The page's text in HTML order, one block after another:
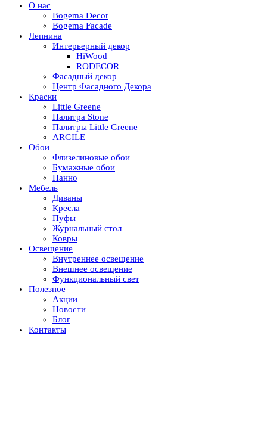
О нас
Bogema Decor
Bogema Facade
Лепнина
Интерьерный декор
HiWood
RODECOR
Фасадный декор
Центр Фасадного Декора
Краски
Little Greene
Палитра Stone
Палитры Little Greene
ARGILE
Обои
Флизелиновые обои
Бумажные обои
Панно
Мебель
Диваны
Кресла
Пуфы
Журнальный стол
Ковры
Освещение
Внутреннее освещение
Внешнее освещение
Функциональный свет
Полезное
Акции
Новости
Блог
Контакты